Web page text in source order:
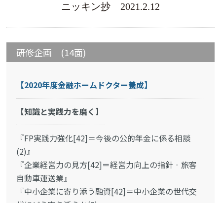
ニッキン抄 2021.2.12
研修企画 (14面)
【2020年度金融ホームドクター養成】
【知識と実践力を磨く】
『FP実践力強化[42]＝今後の公的年金に係る相談
(2)』
『企業経営力の見方[42]＝経営力向上の指針‐旅客
自動車運送業』
『中小企業に寄り添う融資[42]＝中小企業の世代交